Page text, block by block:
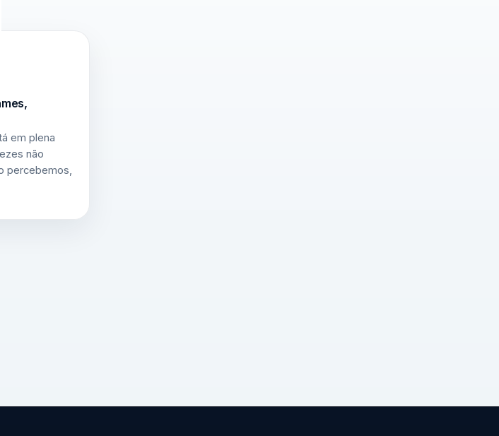
em plena
não
percebemos,